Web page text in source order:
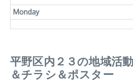
Monday
平野区内２３の地域活
＆チラシ＆ポスター